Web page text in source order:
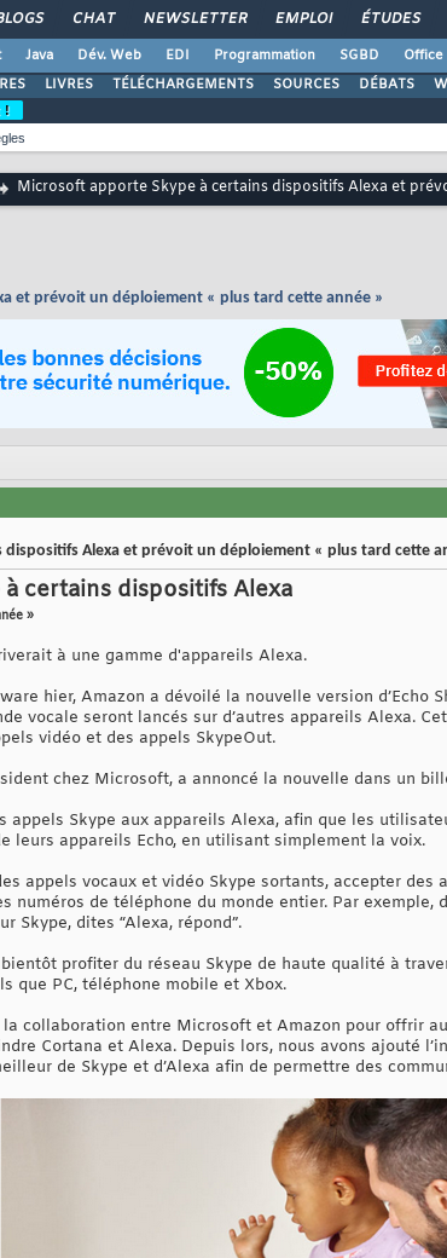
CHAT NEWSLETTER EMPLOI ÉTUDES
Java Dév. Web EDI Programmation SGBD Office
LIVRES TÉLÉCHARGEMENTS SOURCES DÉBATS
!
Microsoft apporte Skype à certains dispositifs Alexa et
et prévoit un déploiement « plus tard cette année »
Alexa et prévoit un déploiement « plus tard cette
certains dispositifs Alexa
»
à une gamme d'appareils Alexa.
hier, Amazon a dévoilé la nouvelle version d’Echo
vocale seront lancés sur d’autres appareils Alexa.
vidéo et des appels SkypeOut.
chez Microsoft, a annoncé la nouvelle dans un
appels Skype aux appareils Alexa, afin que les
leurs appareils Echo, en utilisant simplement la voix.
appels vocaux et vidéo Skype sortants, accepter des
numéros de téléphone du monde entier. Par exemple,
Skype, dites “Alexa, répond”.
profiter du réseau Skype de haute qualité à
que PC, téléphone mobile et Xbox.
la collaboration entre Microsoft et Amazon pour offrir
Cortana et Alexa. Depuis lors, nous avons ajouté
de Skype et d’Alexa afin de permettre des